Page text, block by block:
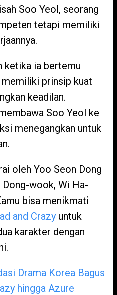
Soo Yeol, seorang
tetapi memiliki
ketika ia bertemu
prinsip kuat
keadilan.
Soo Yeol ke
menegangkan untuk
oleh Yoo Seon Dong
wook, Wi Ha-
bisa menikmati
and Crazy untuk
karakter dengan
Drama Korea Bagus
hingga Azure